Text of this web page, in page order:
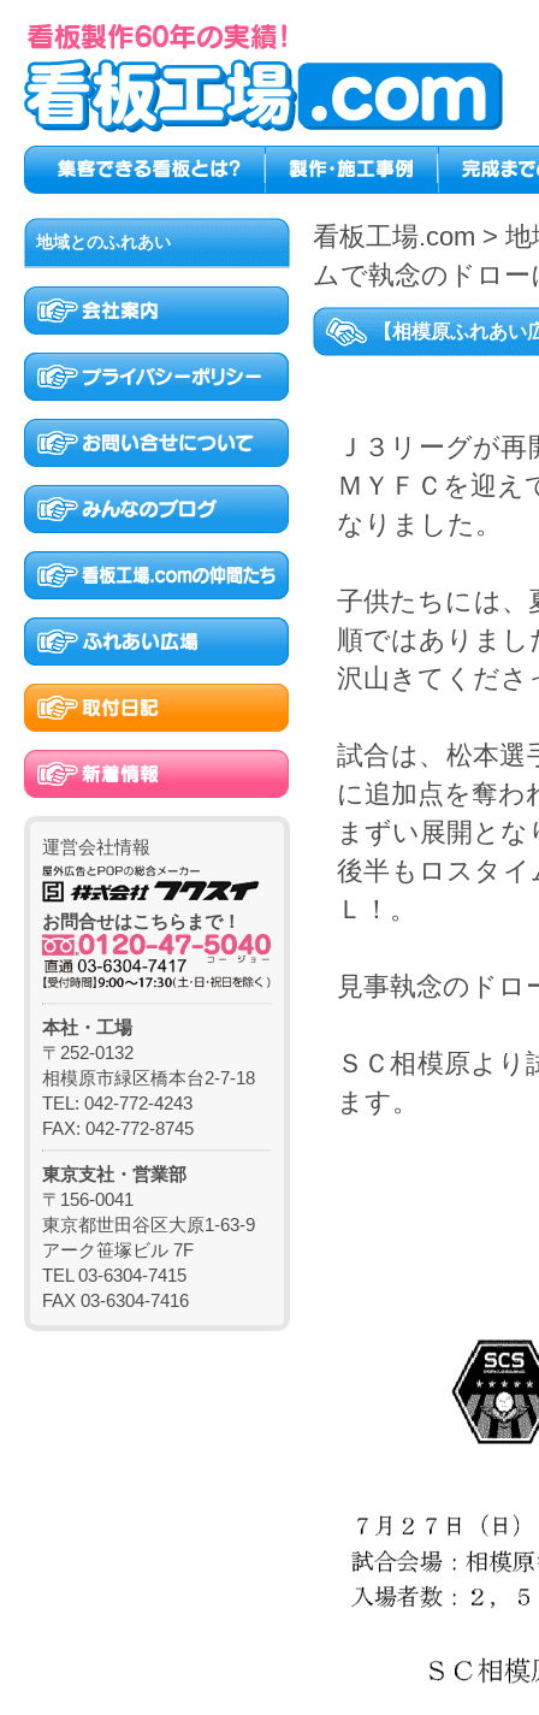
看板工場.com > 地
ムで執念のドロ
【相模原ふれあい
Ｊ３リーグが
ＭＹＦＣを迎え
なりました。
子供たちには、
順ではありまし
沢山きてくださ
試合は、松本選
に追加点を奪わ
まずい展開とな
後半もロスタイ
Ｌ！。
見事執念のドロ
ＳＣ相模原よ
ます。
地域とのふれあい
運営会社情報
お問合せはこちらまで！
本社・工場
〒252-0132
相模原市緑区橋本台2-7-18
TEL: 042-772-4243
FAX: 042-772-8745
東京支社・営業部
〒156-0041
東京都世田谷区大原1-63-9
アーク笹塚ビル 7F
TEL 03-6304-7415
FAX 03-6304-7416